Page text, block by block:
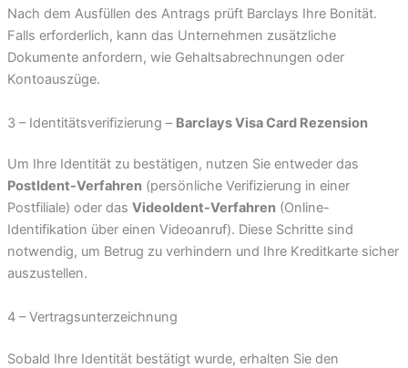
Nach dem Ausfüllen des Antrags prüft Barclays Ihre Bonität.
Falls erforderlich, kann das Unternehmen zusätzliche
Dokumente anfordern, wie Gehaltsabrechnungen oder
Kontoauszüge.
3 – Identitätsverifizierung – Barclays Visa Card Rezension
Um Ihre Identität zu bestätigen, nutzen Sie entweder das
PostIdent-Verfahren(persönliche Verifizierung in einer
Postfiliale) oder das VideoIdent-Verfahren(Online-
Identifikation über einen Videoanruf). Diese Schritte sind
notwendig, um Betrug zu verhindern und Ihre Kreditkarte sicher
auszustellen.
4 – Vertragsunterzeichnung
Sobald Ihre Identität bestätigt wurde, erhalten Sie den